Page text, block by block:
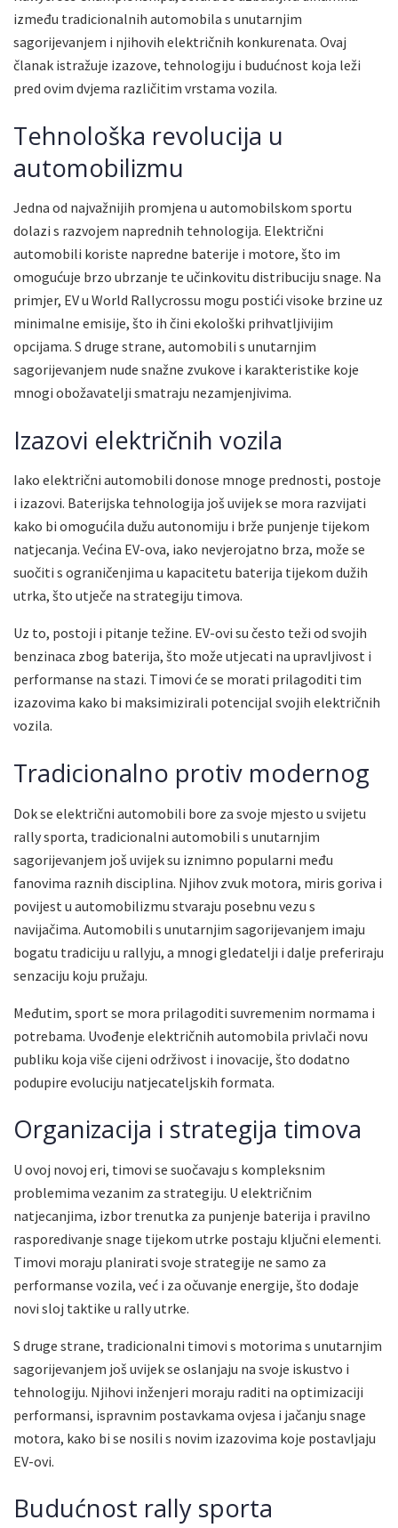
između tradicionalnih automobila s unutarnjim
sagorijevanjem i njihovih električnih konkurenata. Ovaj
članak istražuje izazove, tehnologiju i budućnost koja leži
pred ovim dvjema različitim vrstama vozila.
Tehnološka revolucija u
automobilizmu
Jedna od najvažnijih promjena u automobilskom sportu
dolazi s razvojem naprednih tehnologija. Električni
automobili koriste napredne baterije i motore, što im
omogućuje brzo ubrzanje te učinkovitu distribuciju snage. Na
primjer, EV u World Rallycrossu mogu postići visoke brzine uz
minimalne emisije, što ih čini ekološki prihvatljivijim
opcijama. S druge strane, automobili s unutarnjim
sagorijevanjem nude snažne zvukove i karakteristike koje
mnogi obožavatelji smatraju nezamjenjivima.
Izazovi električnih vozila
Iako električni automobili donose mnoge prednosti, postoje
i izazovi. Baterijska tehnologija još uvijek se mora razvijati
kako bi omogućila dužu autonomiju i brže punjenje tijekom
natjecanja. Većina EV-ova, iako nevjerojatno brza, može se
suočiti s ograničenjima u kapacitetu baterija tijekom dužih
utrka, što utječe na strategiju timova.
Uz to, postoji i pitanje težine. EV-ovi su često teži od svojih
benzinaca zbog baterija, što može utjecati na upravljivost i
performanse na stazi. Timovi će se morati prilagoditi tim
izazovima kako bi maksimizirali potencijal svojih električnih
vozila.
Tradicionalno protiv modernog
Dok se električni automobili bore za svoje mjesto u svijetu
rally sporta, tradicionalni automobili s unutarnjim
sagorijevanjem još uvijek su iznimno popularni među
fanovima raznih disciplina. Njihov zvuk motora, miris goriva i
povijest u automobilizmu stvaraju posebnu vezu s
navijačima. Automobili s unutarnjim sagorijevanjem imaju
bogatu tradiciju u rallyju, a mnogi gledatelji i dalje preferiraju
senzaciju koju pružaju.
Međutim, sport se mora prilagoditi suvremenim normama i
potrebama. Uvođenje električnih automobila privlači novu
publiku koja više cijeni održivost i inovacije, što dodatno
podupire evoluciju natjecateljskih formata.
Organizacija i strategija timova
U ovoj novoj eri, timovi se suočavaju s kompleksnim
problemima vezanim za strategiju. U električnim
natjecanjima, izbor trenutka za punjenje baterija i pravilno
rasporedivanje snage tijekom utrke postaju ključni elementi.
Timovi moraju planirati svoje strategije ne samo za
performanse vozila, već i za očuvanje energije, što dodaje
novi sloj taktike u rally utrke.
S druge strane, tradicionalni timovi s motorima s unutarnjim
sagorijevanjem još uvijek se oslanjaju na svoje iskustvo i
tehnologiju. Njihovi inženjeri moraju raditi na optimizaciji
performansi, ispravnim postavkama ovjesa i jačanju snage
motora, kako bi se nosili s novim izazovima koje postavljaju
EV-ovi.
Budućnost rally sporta